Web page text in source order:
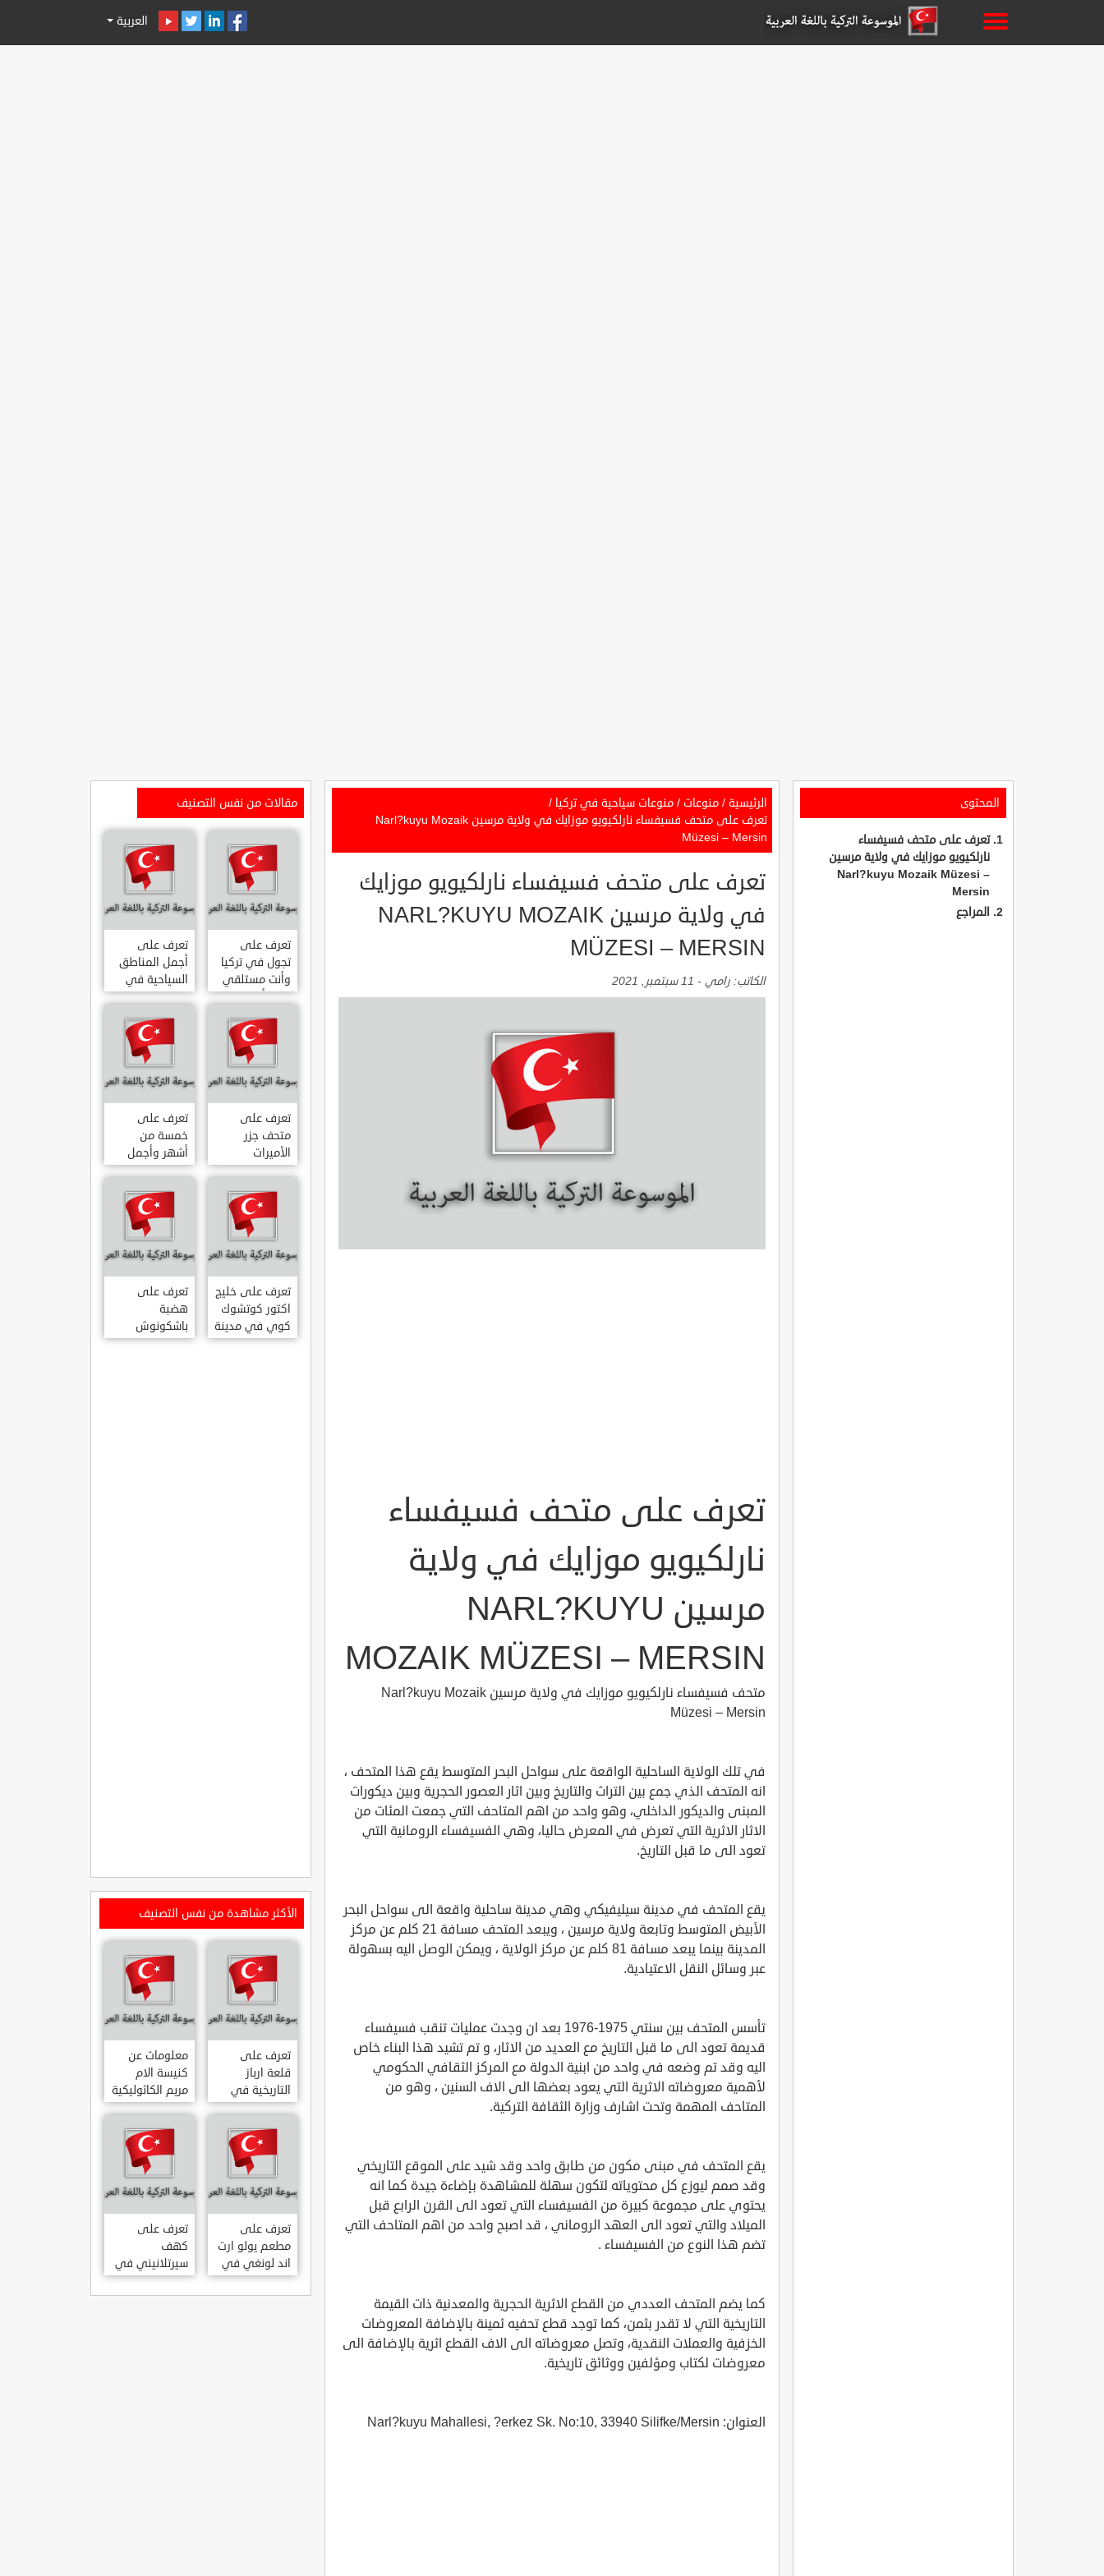
العربية
المحتوى
تعرف على متحف فسيفساء
نارلكيويو موزايك في ولاية مرسين
Narl?kuyu Mozaik Müzesi –
Mersin
المراجع
الرئيسية / منوعات / منوعات سياحية في تركيا /
تعرف على متحف فسيفساء نارلكيويو موزايك في ولاية مرسين Narl?kuyu Mozaik
Müzesi – Mersin
تعرف على متحف فسيفساء نارلكيويو موزايك
في ولاية مرسين NARL?KUYU MOZAIK
MÜZESI – MERSIN
الكاتب: رامي - 11 سبتمبر, 2021
تعرف على متحف فسيفساء
نارلكيويو موزايك في ولاية
مرسين NARL?KUYU
MOZAIK MÜZESI – MERSIN
متحف فسيفساء نارلكيويو موزايك في ولاية مرسين Narl?kuyu Mozaik
Müzesi – Mersin
في تلك الولاية الساحلية الواقعة على سواحل البحر المتوسط يقع هذا المتحف ،
انه المتحف الذي جمع بين التراث والتاريخ وبين اثار العصور الحجرية وبين ديكورات
المبنى والديكور الداخلي، وهو واحد من اهم المتاحف التي جمعت المئات من
الاثار الاثرية التي تعرض في المعرض حاليا، وهي الفسيفساء الرومانية التي
تعود الى ما قبل التاريخ.
يقع المتحف في مدينة سيليفيكي وهي مدينة ساحلية واقعة الى سواحل البحر
الأبيض المتوسط وتابعة ولاية مرسين ، ويبعد المتحف مسافة 21 كلم عن مركز
المدينة بينما يبعد مسافة 81 كلم عن مركز الولاية ، ويمكن الوصل اليه بسهولة
عبر وسائل النقل الاعتيادية.
تأسس المتحف بين سنتي 1975-1976 بعد ان وجدت عمليات تنقب فسيفساء
قديمة تعود الى ما قبل التاريخ مع العديد من الاثار، و تم تشيد هذا البناء خاص
اليه وقد تم وضعه في واحد من ابنية الدولة مع المركز الثقافي الحكومي
لأهمية معروضاته الاثرية التي يعود بعضها الى الاف السنين ، وهو من
المتاحف المهمة وتحت اشارف وزارة الثقافة التركية.
يقع المتحف في مبنى مكون من طابق واحد وقد شيد على الموقع التاريخي
وقد صمم ليوزع كل محتوياته لتكون سهلة للمشاهدة بإضاءة جيدة كما انه
يحتوي على مجموعة كبيرة من الفسيفساء التي تعود الى القرن الرابع قبل
الميلاد والتي تعود الى العهد الروماني ، قد اصبح واحد من اهم المتاحف التي
تضم هذا النوع من الفسيفساء .
كما يضم المتحف العددي من القطع الاثرية الحجرية والمعدنية ذات القيمة
التاريخية التي لا تقدر بثمن، كما توجد قطع تحفيه ثمينة بالإضافة المعروضات
الخزفية والعملات النقدية، وتصل معروضاته الى الاف القطع اثرية بالإضافة الى
معروضات لكتاب ومؤلفين ووثائق تاريخية.
العنوان: Narl?kuyu Mahallesi, ?erkez Sk. No:10, 33940 Silifke/Mersin
مقالات من نفس التصنيف
تعرف على
تجول في تركيا
وأنت مستلقي
على أريكتك
..السياحة
الافتراضية.
تعرف على
أجمل المناطق
السياحية في
اسطنبول
المشهورة في
تعرف على
متحف جزر
الأميرات
ADALAR
MÜZESI
تعرف على
خمسة من
أشهر وأجمل
قصور اسطنبول
تعرف على خليج
اكتور كوتشوك
كوي في مدينة
داتشا الساحلية
تعرف على
هضبة
باشكونوش
الطبيعية في
الأكثر مشاهدة من نفس التصنيف
تعرف على
قلعة ارباز
التاريخية في
ولاية ايدن.. من
القلاع الدولة
العثمانية
ARPAZ
KALESI AYDIN
معلومات عن
كنيسة الام
مريم الكاثوليكية
في هاتي .. من
معالم المدينة
التاريخية
والدينية
MERYEM ANA
KATOLIK
KILISESI
HATAY
تعرف على
مطعم يولو ارت
اند لونغي في
ازمير .. مطعم
بجدران متحف
تعرف على
كهف
سيرتلانيني في
ولاية ايدن .. من
اعاجيب الطبيعة